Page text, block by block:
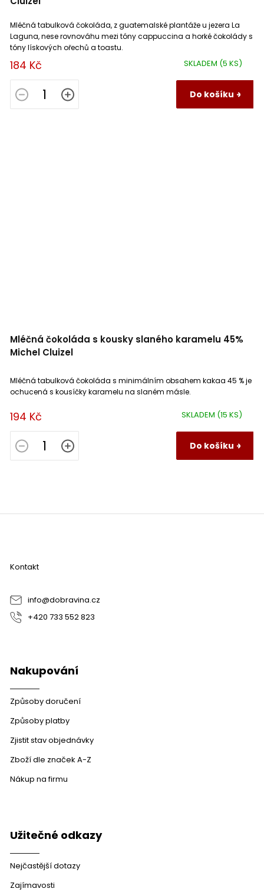
SKLADEM (5 KS)
184 Kč
Do košíku
Mléčná tabulková čokoláda, z guatemalské plantáže u jezera La
Laguna, nese rovnováhu mezi tóny cappuccina a horké čokolády s
tóny lískových ořechů a toastu.
Mléčná čokoláda s kousky slaného karamelu 45%
Michel Cluizel
SKLADEM (15 KS)
194 Kč
Do košíku
Mléčná tabulková čokoláda s minimálním obsahem kakaa 45 % je
ochucená s kousíčky karamelu na slaném másle.
Z
Kontakt
info@dobravina.cz
+420 733 552 823
Nakupování
Způsoby doručení
Způsoby platby
Zjistit stav objednávky
Zboží dle značek A-Z
Nákup na firmu
Užitečné odkazy
Nejčastější dotazy
Zajímavosti